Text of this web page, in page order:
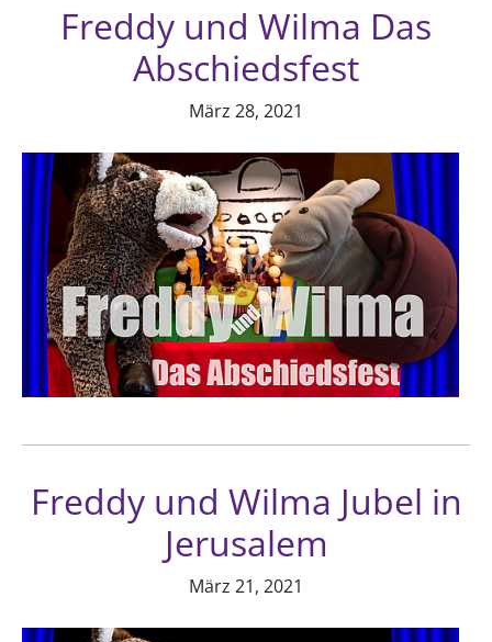
Freddy und Wilma Das
Abschiedsfest
März 28, 2021
Freddy und Wilma Jubel in
Jerusalem
März 21, 2021